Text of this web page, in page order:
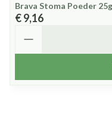
Brava Stoma Poeder
€ 9,16